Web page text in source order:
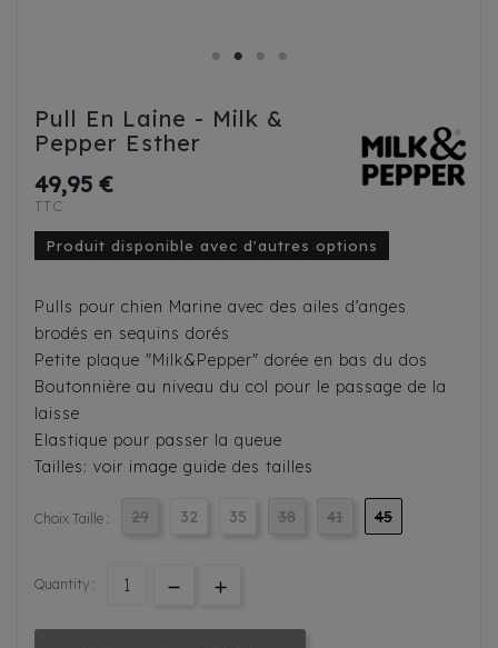
Pull En Laine - Milk &
Pepper Esther
49,95 €
TTC
Produit disponible avec d'autres options
Pulls pour chien Marine avec des ailes d’anges
brodés en sequins dorés
Petite plaque "Milk&Pepper" dorée en bas du dos
Boutonnière au niveau du col pour le passage de la
laisse
Elastique pour passer la queue
Tailles: voir image guide des tailles
Choix Taille : 29 32 35 38 41 45
Quantity :